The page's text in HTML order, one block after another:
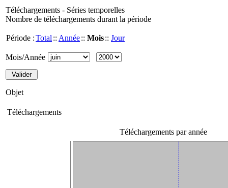
Téléchargements - Séries temporelles
Nombre de téléchargements durant la période
Période :Total :: Année:: Mois:: Jour
Mois/Année
Objet
Téléchargements
Téléchargements par année